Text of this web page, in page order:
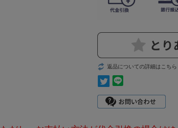
返品についての詳細はこちら